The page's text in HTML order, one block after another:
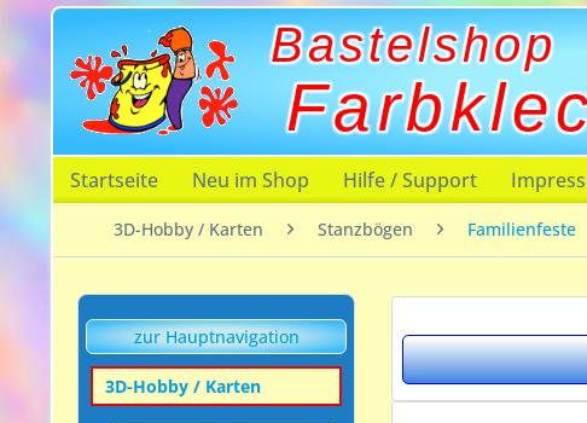
Bastelshop
Startseite Neu im Shop Hilfe / Support
3D-Hobby / Karten Stanzbögen Familienfeste
zur Hauptnavigation
3D-Hobby / Karten